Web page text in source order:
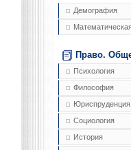
Демография
Право.
Психология
Философия
Юриспруденция
Социология
История